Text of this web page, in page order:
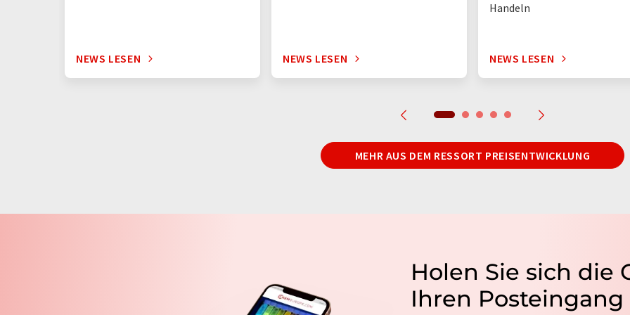
NEWS LESEN NEWS LESEN
Handeln
NEWS LESEN
MEHR AUS DEM RESSORT PREISENTWICKLUNG
Holen Sie sich die
Ihren Posteingang